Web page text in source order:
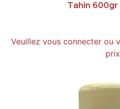
Tahin 600gr
Veuillez vous connecter ou
prix